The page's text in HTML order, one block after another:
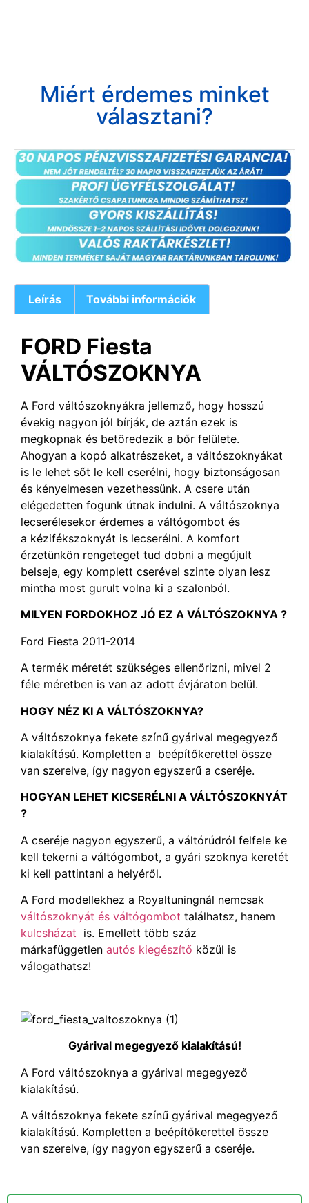
Miért érdemes minket
választani?
Leírás További információk
FORD Fiesta
VÁLTÓSZOKNYA
A Ford váltószoknyákra jellemző, hogy hosszú
évekig nagyon jól bírják, de aztán ezek is
megkopnak és betöredezik a bőr felülete.
Ahogyan a kopó alkatrészeket, a váltószoknyákat
is le lehet sőt le kell cserélni, hogy biztonságosan
és kényelmesen vezethessünk. A csere után
elégedetten fogunk útnak indulni. A váltószoknya
lecserélesekor érdemes a váltógombot és
a kézifékszoknyát is lecserélni. A komfort
érzetünkön rengeteget tud dobni a megújult
belseje, egy komplett cserével szinte olyan lesz
mintha most gurult volna ki a szalonból.
MILYEN FORDOKHOZ JÓ EZ A VÁLTÓSZOKNYA ?
Ford Fiesta 2011-2014
A termék méretét szükséges ellenőrizni, mivel 2
féle méretben is van az adott évjáraton belül.
HOGY NÉZ KI A VÁLTÓSZOKNYA?
A váltószoknya fekete színű gyárival megegyező
kialakítású. Kompletten a beépítőkerettel össze
van szerelve, így nagyon egyszerű a cseréje.
HOGYAN LEHET KICSERÉLNI A VÁLTÓSZOKNYÁT
?
A cseréje nagyon egyszerű, a váltórúdról felfele ke
kell tekerni a váltógombot, a gyári szoknya keretét
ki kell pattintani a helyéről.
A Ford modellekhez a Royaltuningnál nemcsak
váltószoknyát és váltógombot találhatsz, hanem
kulcsházat is. Emellett több száz
márkafüggetlen autós kiegészítő közül is
válogathatsz!
Gyárival megegyező kialakítású!
A Ford váltószoknya a gyárival megegyező
kialakítású.
A váltószoknya fekete színű gyárival megegyező
kialakítású. Kompletten a beépítőkerettel össze
van szerelve, így nagyon egyszerű a cseréje.